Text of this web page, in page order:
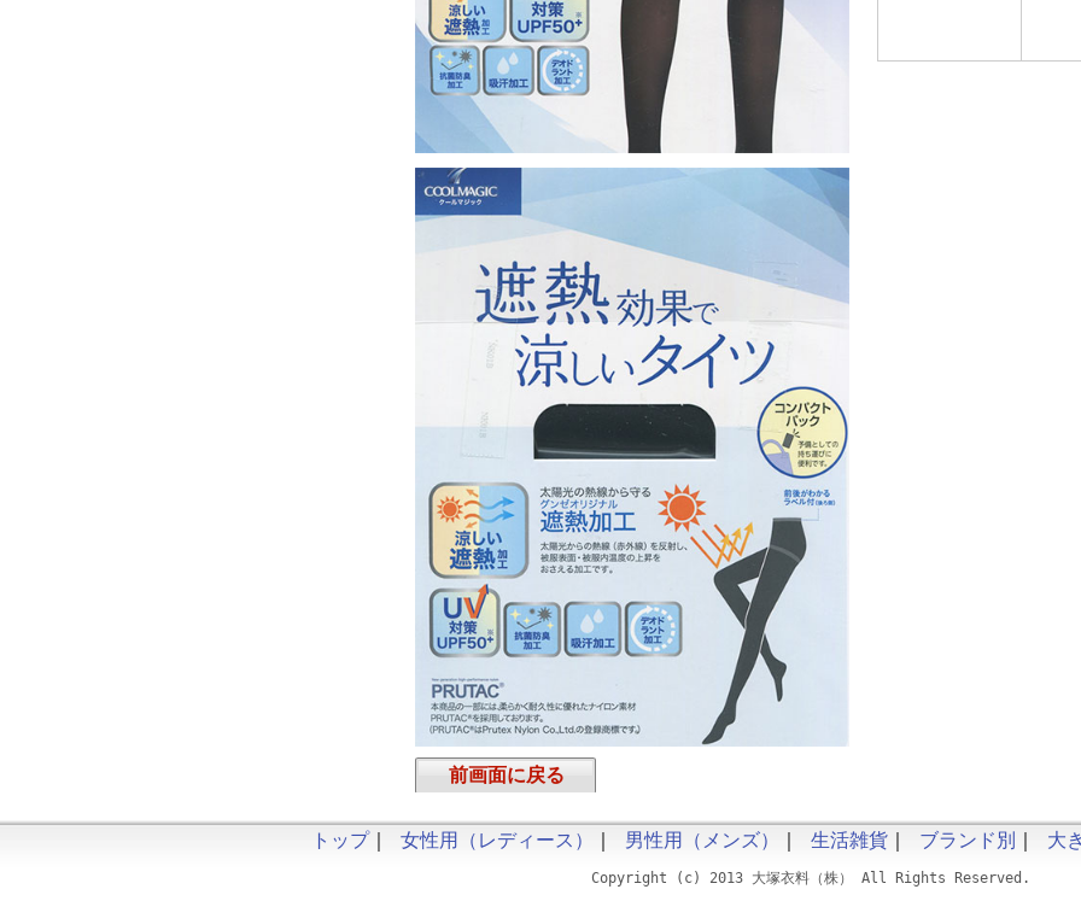
前画面に戻る
トップ｜ 女性用（レディース） ｜ 男性用（メンズ） ｜ 生活雑貨 ｜ ブランド別 ｜ 大
Copyright (c) 2013 大塚衣料（株） All Rights Reserved.